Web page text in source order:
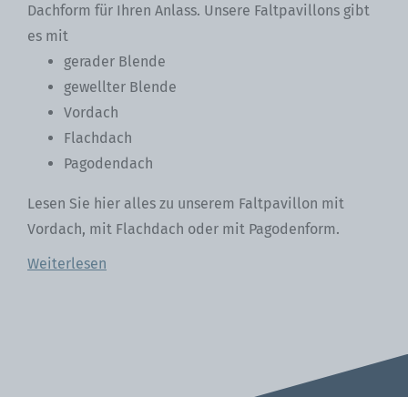
Dachform für Ihren Anlass. Unsere Faltpavillons gibt
es mit
gerader Blende
gewellter Blende
Vordach
Flachdach
Pagodendach
Lesen Sie hier alles zu unserem Faltpavillon mit
Vordach, mit Flachdach oder mit Pagodenform.
Weiterlesen